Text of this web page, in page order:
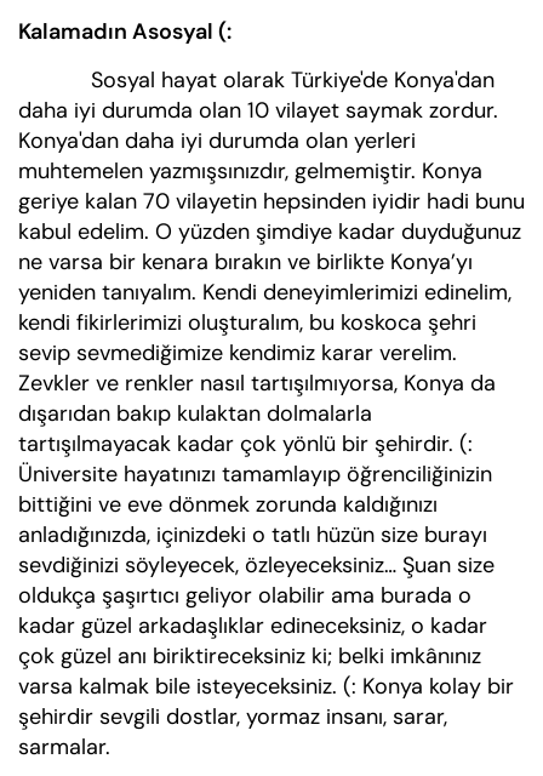
Kalamadın Asosyal (:
Sosyal hayat olarak Türkiye'de Konya'dan
daha iyi durumda olan 10 vilayet saymak zordur.
Konya'dan daha iyi durumda olan yerleri
muhtemelen yazmışsınızdır, gelmemiştir. Konya
geriye kalan 70 vilayetin hepsinden iyidir hadi bunu
kabul edelim. O yüzden şimdiye kadar duyduğunuz
ne varsa bir kenara bırakın ve birlikte Konya’yı
yeniden tanıyalım. Kendi deneyimlerimizi edinelim,
kendi fikirlerimizi oluşturalım, bu koskoca şehri
sevip sevmediğimize kendimiz karar verelim.
Zevkler ve renkler nasıl tartışılmıyorsa, Konya da
dışarıdan bakıp kulaktan dolmalarla
tartışılmayacak kadar çok yönlü bir şehirdir. (:
Üniversite hayatınızı tamamlayıp öğrenciliğinizin
bittiğini ve eve dönmek zorunda kaldığınızı
anladığınızda, içinizdeki o tatlı hüzün size burayı
sevdiğinizi söyleyecek, özleyeceksiniz… Şuan size
oldukça şaşırtıcı geliyor olabilir ama burada o
kadar güzel arkadaşlıklar edineceksiniz, o kadar
çok güzel anı biriktireceksiniz ki; belki imkânınız
varsa kalmak bile isteyeceksiniz. (: Konya kolay bir
şehirdir sevgili dostlar, yormaz insanı, sarar,
sarmalar.